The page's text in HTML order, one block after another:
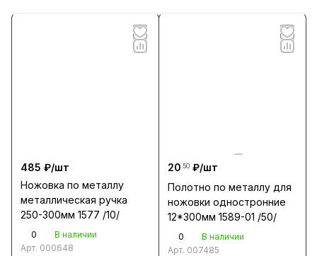
485 ₽/шт
Ножовка по металлу
металлическая ручка
250-300мм 1577 /10/
0
В наличии
Арт. 000648
20.50 ₽/шт
Полотно по металлу для
ножовки одностронние
12*300мм 1589-01 /50/
0
В наличии
Арт. 007485